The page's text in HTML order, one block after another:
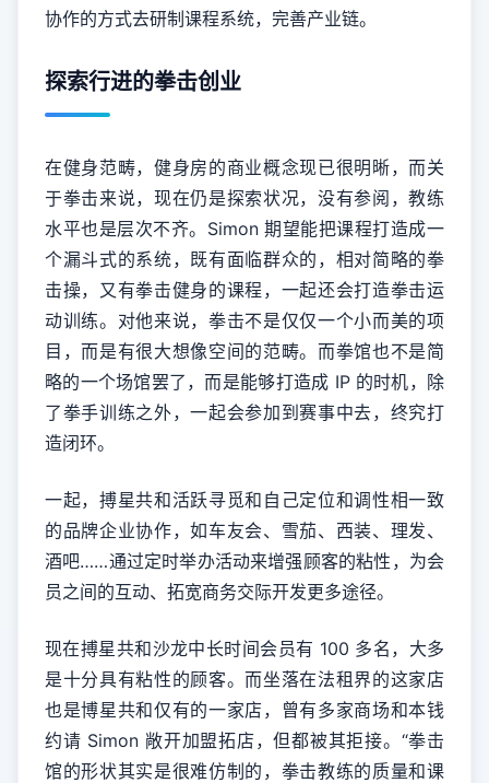
协作的方式去研制课程系统，完善产业链。
探索行进的拳击创业
在健身范畴，健身房的商业概念现已很明晰，而关
于拳击来说，现在仍是探索状况，没有参阅，教练
水平也是层次不齐。Simon 期望能把课程打造成一
个漏斗式的系统，既有面临群众的，相对简略的拳
击操，又有拳击健身的课程，一起还会打造拳击运
动训练。对他来说，拳击不是仅仅一个小而美的项
目，而是有很大想像空间的范畴。而拳馆也不是简
略的一个场馆罢了，而是能够打造成 IP 的时机，除
了拳手训练之外，一起会参加到赛事中去，终究打
造闭环。
一起，搏星共和活跃寻觅和自己定位和调性相一致
的品牌企业协作，如车友会、雪茄、西装、理发、
酒吧……通过定时举办活动来增强顾客的粘性，为会
员之间的互动、拓宽商务交际开发更多途径。
现在搏星共和沙龙中长时间会员有 100 多名，大多
是十分具有粘性的顾客。而坐落在法租界的这家店
也是博星共和仅有的一家店，曾有多家商场和本钱
约请 Simon 敞开加盟拓店，但都被其拒接。“拳击
馆的形状其实是很难仿制的，拳击教练的质量和课